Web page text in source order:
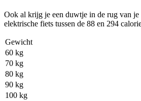
Ook al krijg je een duwtje in de rug van
elektrische fiets tussen de 88 en 294
Gewicht
60 kg
70 kg
80 kg
90 kg
100 kg